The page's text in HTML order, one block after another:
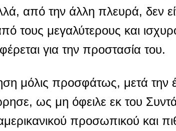
από την άλλη πλευρά, δεν
τους μεγαλύτερους και
για την προστασία του.
μόλις προσφάτως, μετά την
ως μη όφειλε εκ του
προσωπικού και